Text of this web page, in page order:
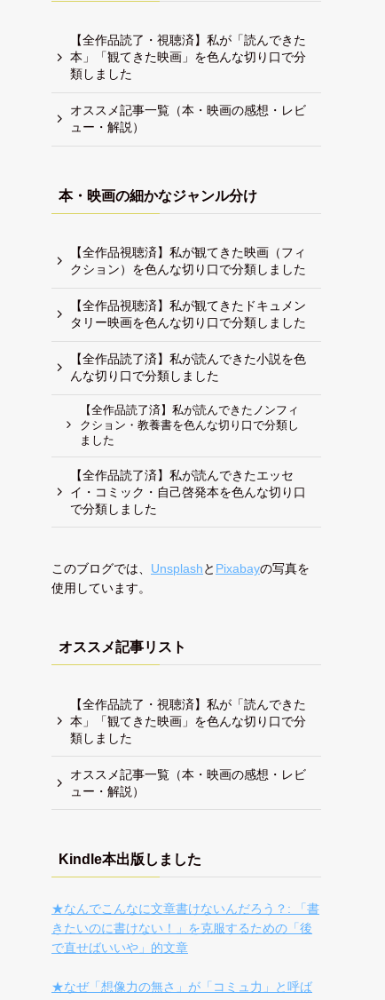
【全作品読了・視聴済】私が「読んできた
本」「観てきた映画」を色んな切り口で分
類しました
オススメ記事一覧（本・映画の感想・レビ
ュー・解説）
本・映画の細かなジャンル分け
【全作品視聴済】私が観てきた映画（フィ
クション）を色んな切り口で分類しました
【全作品視聴済】私が観てきたドキュメン
タリー映画を色んな切り口で分類しました
【全作品読了済】私が読んできた小説を色
んな切り口で分類しました
【全作品読了済】私が読んできたノンフィ
クション・教養書を色んな切り口で分類し
ました
【全作品読了済】私が読んできたエッセ
イ・コミック・自己啓発本を色んな切り口
で分類しました
このブログでは、 Unsplashと Pixabayの写真を
使用しています。
オススメ記事リスト
【全作品読了・視聴済】私が「読んできた
本」「観てきた映画」を色んな切り口で分
類しました
オススメ記事一覧（本・映画の感想・レビ
ュー・解説）
Kindle本出版しました
★なんでこんなに文章書けないんだろう？: 「書
きたいのに書けない！」を克服するための「後
で直せばいいや」的文章
★なぜ「想像力の無さ」が「コミュ力」と呼ば